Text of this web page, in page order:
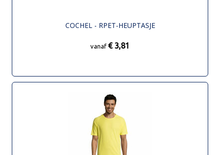
COCHEL - RPET-HEUPTASJE
vanaf € 3,81